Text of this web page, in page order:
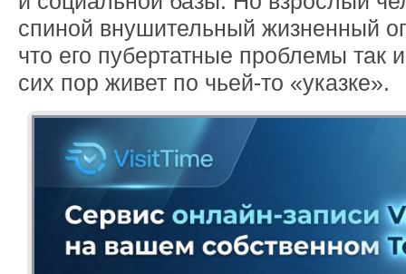
спиной внушительный жизненный
что его пубертатные проблемы
сих пор живет по чьей-то «указке».